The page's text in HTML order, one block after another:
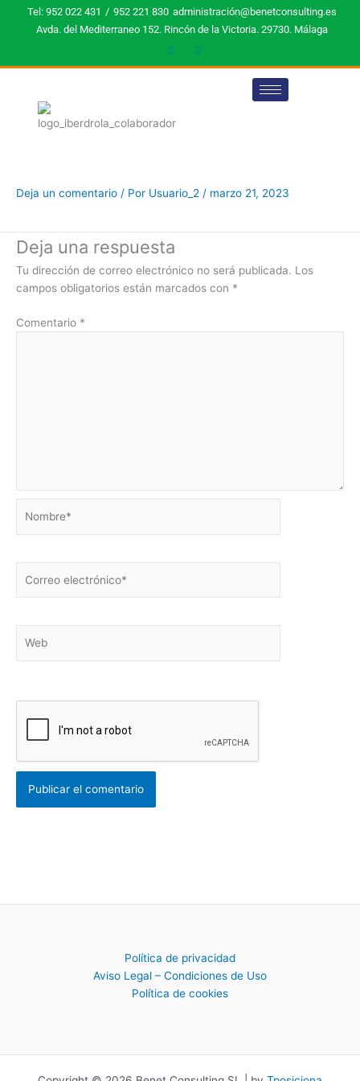
Tel: 952 022 431 / 952 221 830 administración@benetconsulting.es
Avda. del Mediterraneo 152. Rincón de la Victoria. 29730. Málaga
Deja un comentario / Por Usuario_2 / marzo 21, 2023
Deja una respuesta
Tu dirección de correo electrónico no será publicada. Los
campos obligatorios están marcados con *
Comentario *
electrónico*
Política de privacidad
Aviso Legal – Condiciones de Uso
Política de cookies